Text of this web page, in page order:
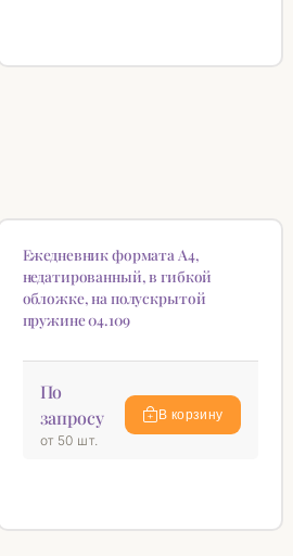
Ежедневник формата А4,
недатированный, в гибкой
обложке, на полускрытой
пружине 04.109
По
запросу
от 50 шт.
В корзину